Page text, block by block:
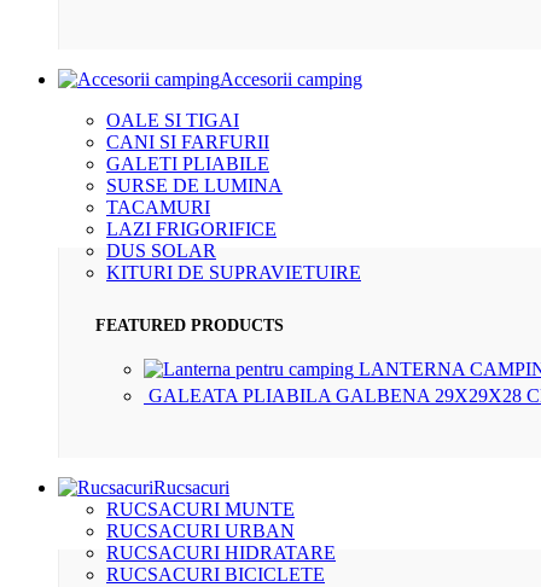
Accesorii camping
OALE SI TIGAI
CANI SI FARFURII
GALETI PLIABILE
SURSE DE LUMINA
TACAMURI
LAZI FRIGORIFICE
DUS SOLAR
KITURI DE SUPRAVIETUIRE
FEATURED PRODUCTS
LANTERNA
GALEATA PLIABILA GALBENA 29X29X28
Rucsacuri
RUCSACURI MUNTE
RUCSACURI URBAN
RUCSACURI HIDRATARE
RUCSACURI BICICLETE